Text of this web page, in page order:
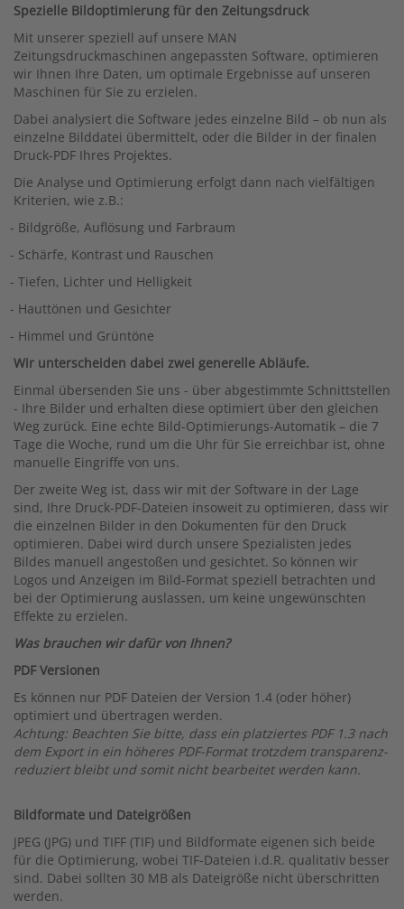
Spezielle Bildoptimierung für den Zeitungsdruck
Mit unserer speziell auf unsere MAN
Zeitungsdruckmaschinen angepassten Software, optimieren
wir Ihnen Ihre Daten, um optimale Ergebnisse auf unseren
Maschinen für Sie zu erzielen.
Dabei analysiert die Software jedes einzelne Bild – ob nun als
einzelne Bilddatei übermittelt, oder die Bilder in der finalen
Druck-PDF Ihres Projektes.
Die Analyse und Optimierung erfolgt dann nach vielfältigen
Kriterien, wie z.B.:
- Bildgröße, Auflösung und Farbraum
- Schärfe, Kontrast und Rauschen
- Tiefen, Lichter und Helligkeit
- Hauttönen und Gesichter
- Himmel und Grüntöne
Wir unterscheiden dabei zwei generelle Abläufe.
Einmal übersenden Sie uns - über abgestimmte Schnittstellen
- Ihre Bilder und erhalten diese optimiert über den gleichen
Weg zurück. Eine echte Bild-Optimierungs-Automatik – die 7
Tage die Woche, rund um die Uhr für Sie erreichbar ist, ohne
manuelle Eingriffe von uns.
Der zweite Weg ist, dass wir mit der Software in der Lage
sind, Ihre Druck-PDF-Dateien insoweit zu optimieren, dass wir
die einzelnen Bilder in den Dokumenten für den Druck
optimieren. Dabei wird durch unsere Spezialisten jedes
Bildes manuell angestoßen und gesichtet. So können wir
Logos und Anzeigen im Bild-Format speziell betrachten und
bei der Optimierung auslassen, um keine ungewünschten
Effekte zu erzielen.
Was brauchen wir dafür von Ihnen?
PDF Versionen
Es können nur PDF Dateien der Version 1.4 (oder höher)
optimiert und übertragen werden.
Achtung: Beachten Sie bitte, dass ein platziertes PDF 1.3 nach
dem Export in ein höheres PDF-Format trotzdem transparenz-
reduziert bleibt und somit nicht bearbeitet werden kann.
Bildformate und Dateigrößen
JPEG (JPG) und TIFF (TIF) und Bildformate eigenen sich beide
für die Optimierung, wobei TIF-Dateien i.d.R. qualitativ besser
sind. Dabei sollten 30 MB als Dateigröße nicht überschritten
werden.